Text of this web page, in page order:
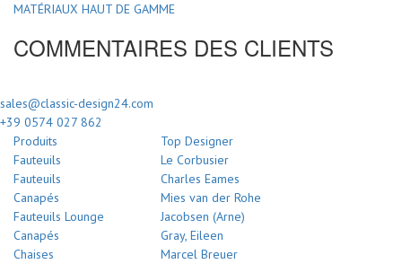
MATÉRIAUX HAUT DE GAMME
COMMENTAIRES DES CLIENTS
sales@classic-design24.com
+39 0574 027 862
Produits
Fauteuils
Fauteuils
Canapés
Fauteuils Lounge
Canapés
Chaises
Top Designer
Le Corbusier
Charles Eames
Mies van der Rohe
Jacobsen (Arne)
Gray, Eileen
Marcel Breuer